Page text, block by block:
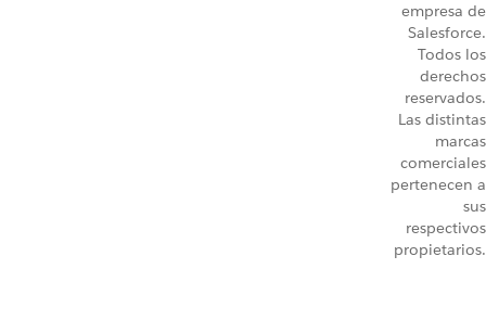
empresa de
Salesforce.
Todos los
derechos
reservados.
Las distintas
marcas
comerciales
pertenecen a
sus
respectivos
propietarios.